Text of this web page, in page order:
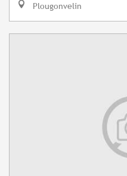
Plougonvelin